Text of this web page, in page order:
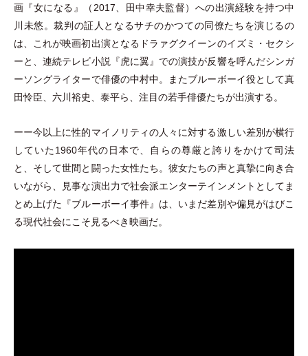
画『女になる』
（2017、田中幸夫監督） への出演経験を持つ中
川未悠。裁判の証人となるサチのかつての同僚たちを演じるの
は、これが映画初出演となるドラァグクイーンのイズミ
・ セクシ
ーと、連続テレビ小説『虎に翼』での演技が反響を呼んだシンガ
ーソングライターで俳優の中村中。またブルーボーイ役として真
田怜臣、六川裕史、泰平ら、注目の若手俳優たちが出演する。
ーー今以上に性的マイノリティの人々に対する激しい差別が横行
していた1960年代の日本で、自らの尊厳と誇りをかけて司法
と、そして世間と闘った女性たち。彼女たちの声と真摯に向き合
いながら、見事な演出力で社会派エンターテインメントとしてま
とめ上げた『ブルーボーイ事件』は、いまだ差別や偏見がはびこ
る現代社会にこそ見るべき映画だ。